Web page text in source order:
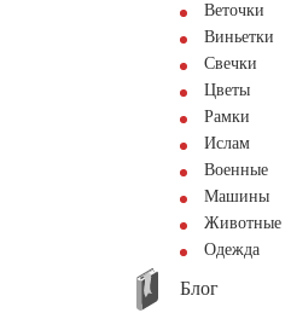
Веточки
Виньетки
Свечки
Цветы
Рамки
Ислам
Военные
Машины
Животные
Одежда
Блог